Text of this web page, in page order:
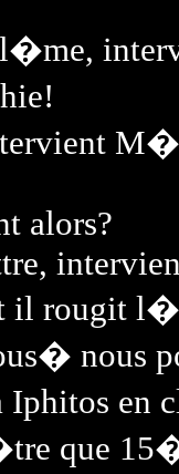
alors?
il rougit
nous
Iphitos en
que